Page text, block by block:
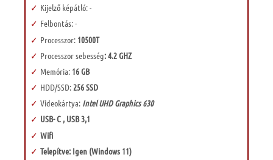
Kijelző képátló: -
Felbontás: -
Processzor:10500T
Processzor sebesség: 4.2 GHZ
Memória:16 GB
HDD/SSD:256 SSD
Videokártya: Intel UHD Graphics 630
USB- C , USB 3,1
Wifi
Telepítve: Igen (Windows 11)